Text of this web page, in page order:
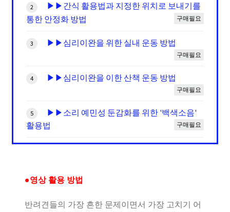
2
▶▶간식 활용법과 지정한 위치로 보내기를
통한 안정화 방법
구매필요
3 ▶▶심리이완을 위한 실내 운동 방법
구매필요
4 ▶▶심리이완을 이한 산책 운동 방법
구매필요
5
▶▶소리 예민성 둔감화를 위한 '백색소음'
활용법
구매필요
●영상 활용 방법
반려견들의 가장 흔한 문제이면서 가장 고치기 어